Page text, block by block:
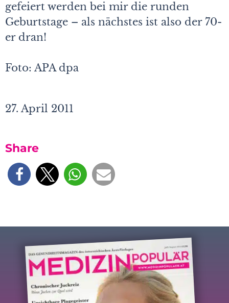
gefeiert werden bei mir die runden
Geburtstage – als nächstes ist also der 70-
er dran!
Foto: APA dpa
27. April 2011
Share